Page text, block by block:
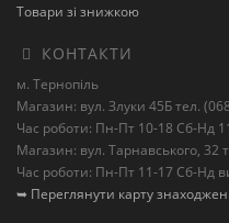
Товари зі знижкою
КОНТАКТИ
м. Тернопіль
Магазин: вул. Злуки 45Б тел.
Час роботи: Пн-Пт 10-18 Сб-Нд
Магазин: вул. Тарнавського, 32
Час роботи: Пн-Пт 11-17 Сб-Нд
➥ Переглянути карту